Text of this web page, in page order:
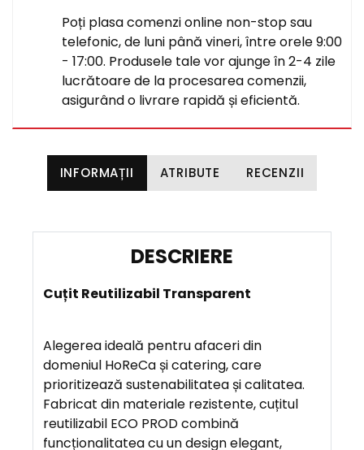
Poți plasa comenzi online non-stop sau
telefonic, de luni până vineri, între orele 9:00
- 17:00. Produsele tale vor ajunge în 2-4 zile
lucrătoare de la procesarea comenzii,
asigurând o livrare rapidă și eficientă.
INFORMAȚII ATRIBUTE RECENZII
S
R
I
E
R
E
Cuțit Reutilizabil Transparent
Alegerea ideală pentru afaceri din
domeniul HoReCa și catering, care
prioritizează sustenabilitatea și calitatea.
Fabricat din materiale rezistente, cuțitul
reutilizabil ECO PROD combină
funcționalitatea cu un design elegant,